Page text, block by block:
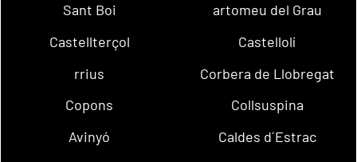
Sant Boi
artomeu del Grau
Castellterçol
Castellolí
rrius
Corbera de Llobregat
Copons
Collsuspina
Avinyó
Caldes d´Estrac